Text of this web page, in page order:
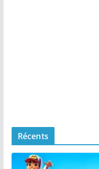
Récents